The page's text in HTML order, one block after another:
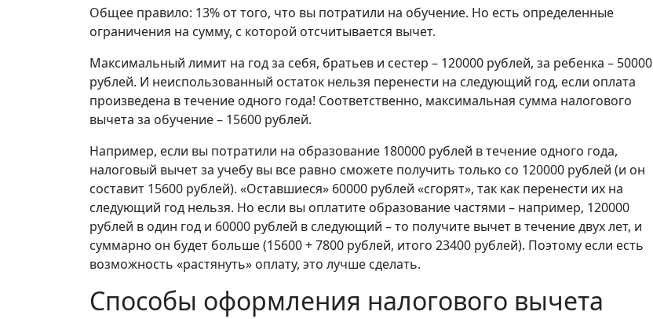
Общее правило: 13% от того, что вы потратили на обучение. Но есть определенные
ограничения на сумму, с которой отсчитывается вычет.
Максимальный лимит на год за себя, братьев и сестер – 120000 рублей, за ребенка – 50000
рублей. И неиспользованный остаток нельзя перенести на следующий год, если оплата
произведена в течение одного года! Соответственно, максимальная сумма налогового
вычета за обучение – 15600 рублей.
Например, если вы потратили на образование 180000 рублей в течение одного года,
налоговый вычет за учебу вы все равно сможете получить только со 120000 рублей (и он
составит 15600 рублей). «Оставшиеся» 60000 рублей «сгорят», так как перенести их на
следующий год нельзя. Но если вы оплатите образование частями – например, 120000
рублей в один год и 60000 рублей в следующий – то получите вычет в течение двух лет, и
суммарно он будет больше (15600 + 7800 рублей, итого 23400 рублей). Поэтому если есть
возможность «растянуть» оплату, это лучше сделать.
Способы оформления налогового вычета